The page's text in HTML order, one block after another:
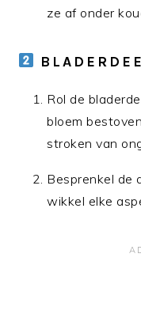
ze af onder
Rol de
bloem
stroken van
Besprenkel de
wikkel elke